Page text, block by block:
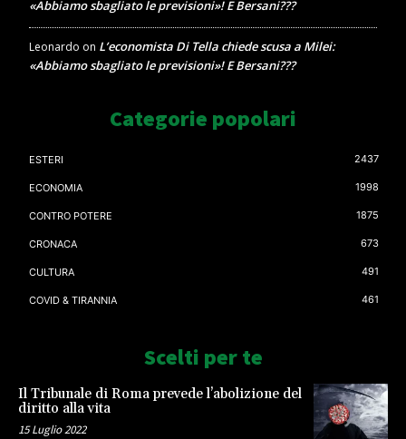
«Abbiamo sbagliato le previsioni»! E Bersani???
Leonardo on L’economista Di Tella chiede scusa a Milei:
«Abbiamo sbagliato le previsioni»! E Bersani???
Categorie popolari
ESTERI 2437
ECONOMIA 1998
CONTRO POTERE 1875
CRONACA 673
CULTURA 491
COVID & TIRANNIA 461
Scelti per te
Il Tribunale di Roma prevede l’abolizione del
diritto alla vita
15 Luglio 2022